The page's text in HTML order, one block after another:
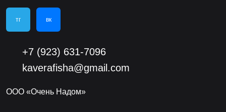
тг вк
+7 (923) 631-7096
kaverafisha@gmail.com
ООО «Очень Надом»